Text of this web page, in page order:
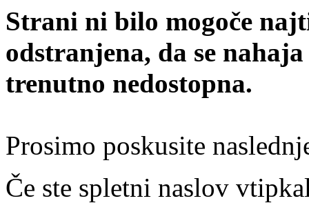
Strani ni bilo mogoče
odstranjena, da se
trenutno nedostopna.
Prosimo poskusite
Če ste spletni naslov